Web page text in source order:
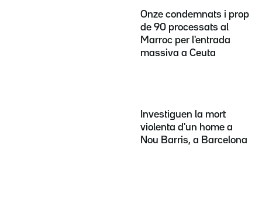
Onze condemnats i prop
de 90 processats al
Marroc per l'entrada
massiva a Ceuta
Investiguen la mort
violenta d'un home a
Nou Barris, a Barcelona